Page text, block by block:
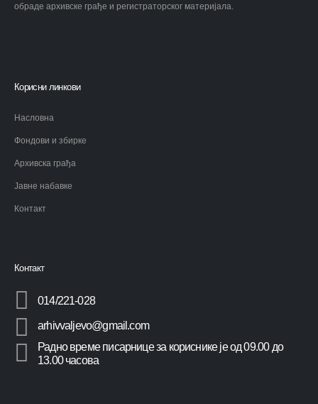
обраде архивске грађе и регистраторског материјала.
Корисни линкови
Насловна
Фондови и збирке
Архивска грађа
Јавне набавке
Контакт
Контакт
014/221-028
arhivvaljevo@gmail.com
Радно време писарнице за кориснике је од 09.00 до
13.00 часова